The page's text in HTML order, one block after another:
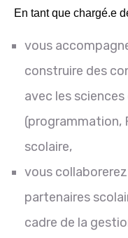
En tant que chargé.e
vous
construire des
avec les
(programmation,
scolaire,
vous
partenaires
cadre de la